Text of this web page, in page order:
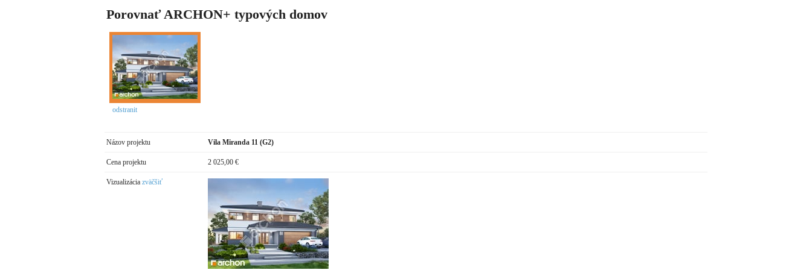
Porovnať ARCHON+ typových domov
odstranit
Názov projektu Vila Miranda 11 (G2)
Cena projektu 2 025,00 €
Vizualizácia zväčšiť